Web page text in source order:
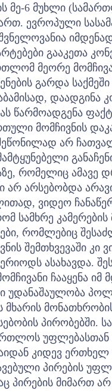
მე-6 მუხლი
ევროპული
გააკეთა
მეორე
გარდა
დაადგინა
წარმოადგენა
მომჩივნის
არ
რომელიც ამავე
არ არსებობდა
ვიდეო
სამხრე
რომლებიც
შემთხვევაში
ასახავდა.
ჩააყენა
უდანაშაულობა
პირობებში.
უფლებასთან
კიდევ ერთხელ
პირების
პირების მიმართ არ